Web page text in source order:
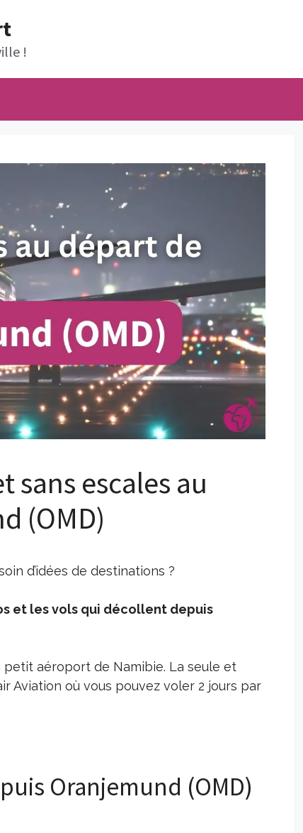
!
sans escales au
(OMD)
d’idées de destinations ?
et les vols qui décollent depuis
petit aéroport de Namibie. La seule et
Aviation où vous pouvez voler 2 jours par
Oranjemund (OMD)